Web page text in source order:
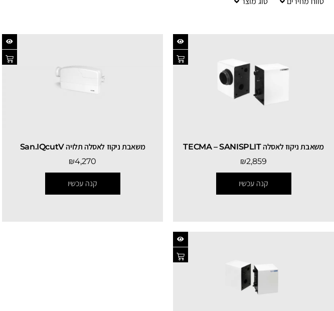
משאבת ניקוז לאסלה TECMA – SANISPLIT
₪2,859
קנה עכשיו
משאבת ניקוז לאסלה תלויה San.iQcutV
₪4,270
קנה עכשיו